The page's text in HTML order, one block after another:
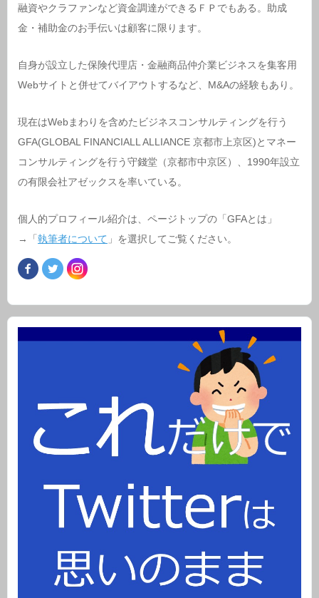
融資やクラファンなど資金調達ができるＦＰでもある。助成
金・補助金のお手伝いは顧客に限ります。
自身が設立した保険代理店・金融商品仲介業ビジネスを集客用
Webサイトと併せてバイアウトするなど、M&Aの経験もあり。
現在はWebまわりを含めたビジネスコンサルティングを行う
GFA(GLOBAL FINANCIALL ALLIANCE 京都市上京区)とマネー
コンサルティングを行う守錢堂（京都市中京区）、1990年設立
の有限会社アゼックスを率いている。
個人的プロフィール紹介は、ページトップの「GFAとは」
→「 執筆者について 」を選択してご覧ください。